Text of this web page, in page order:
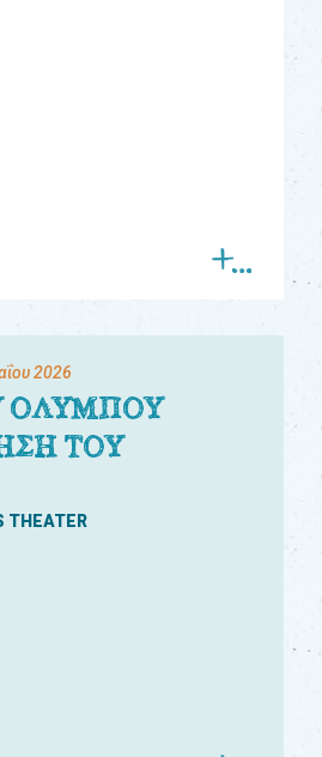
2026
ΟΛΥΜΠΟΥ
ΤΟΥ
THEATER